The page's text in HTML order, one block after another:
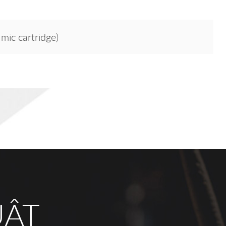
cartridge)